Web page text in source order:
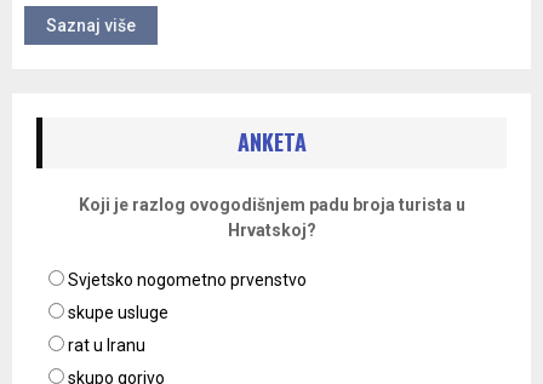
Saznaj više
ANKETA
Koji je razlog ovogodišnjem padu broja turista u
Hrvatskoj?
Svjetsko nogometno prvenstvo
skupe usluge
rat u Iranu
skupo gorivo